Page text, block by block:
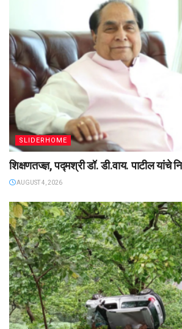
SLIDERHOME
शिक्षणतज्ज्ञ, पद्मश्री डॉ. डी.वाय. पाटील यांचे
AUGUST 4, 2026